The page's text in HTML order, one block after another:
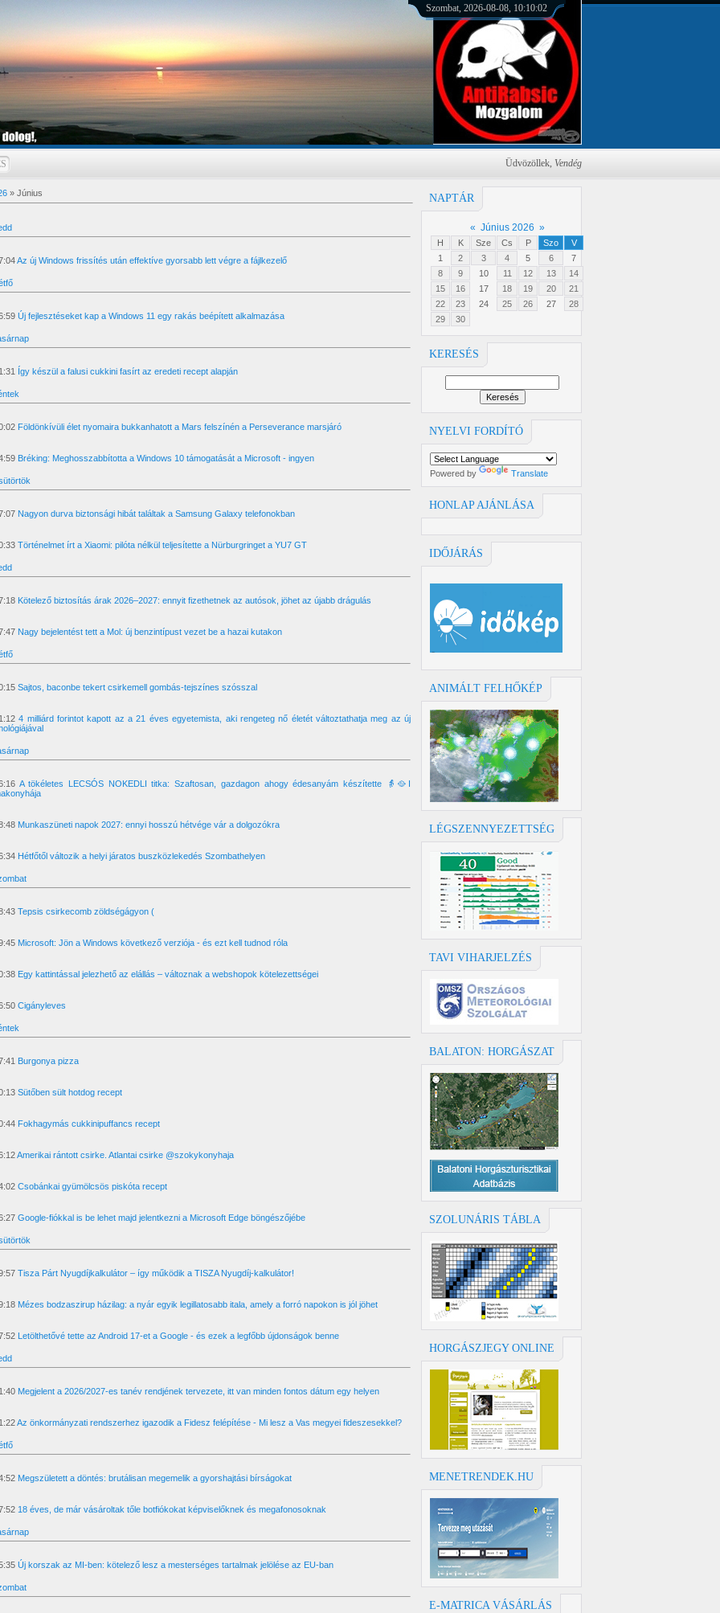
Szombat, 2026-08-08, 10:10:02
Üdvözöllek, Vendég
NAPTÁR
« Június 2026 »
H K Sze Cs P Szo
V
1
2 3 4 5 6
7
8
9 10 11 12 13
14
15
16 17 18 19 20
21
22
23 24 25 26 27
28
29
30
KERESÉS
NYELVI FORDÍTÓ
Powered by Translate
HONLAP AJÁNLÁSA
IDŐJÁRÁS
ANIMÁLT FELHŐKÉP
LÉGSZENNYEZETTSÉG
TAVI VIHARJELZÉS
BALATON: HORGÁSZAT
SZOLUNÁRIS TÁBLA
HORGÁSZJEGY ONLINE
MENETRENDEK.HU
E-MATRICA VÁSÁRLÁS
» Június
Az új Windows frissítés után effektíve gyorsabb lett végre a fájlkezelő
Új fejlesztéseket kap a Windows 11 egy rakás beépített alkalmazása
Így készül a falusi cukkini fasírt az eredeti recept alapján
Földönkívüli élet nyomaira bukkanhatott a Mars felszínén a Perseverance marsjáró
Bréking: Meghosszabbította a Windows 10 támogatását a Microsoft - ingyen
Nagyon durva biztonsági hibát találtak a Samsung Galaxy telefonokban
Történelmet írt a Xiaomi: pilóta nélkül teljesítette a Nürburgringet a YU7 GT
Kötelező biztosítás árak 2026–2027: ennyit fizethetnek az autósok, jöhet az újabb drágulás
Nagy bejelentést tett a Mol: új benzintípust vezet be a hazai kutakon
Sajtos, baconbe tekert csirkemell gombás-tejszínes szósszal
4 milliárd forintot kapott az a 21 éves egyetemista, aki rengeteg nő életét változtathatja meg az új
A tökéletes LECSÓS NOKEDLI titka: Szaftosan, gazdagon ahogy édesanyám készítette 👵🥘I
Munkaszüneti napok 2027: ennyi hosszú hétvége vár a dolgozókra
Hétfőtől változik a helyi járatos buszközlekedés Szombathelyen
Tepsis csirkecomb zöldségágyon (
Microsoft: Jön a Windows következő verziója - és ezt kell tudnod róla
Egy kattintással jelezhető az elállás – változnak a webshopok kötelezettségei
Cigányleves
Burgonya pizza
Sütőben sült hotdog recept
Fokhagymás cukkinipuffancs recept
Amerikai rántott csirke. Atlantai csirke ‪@szokykonyhaja‬
Csobánkai gyümölcsös piskóta recept
Google-fiókkal is be lehet majd jelentkezni a Microsoft Edge böngészőjébe
Tisza Párt Nyugdíjkalkulátor – így működik a TISZA Nyugdíj-kalkulátor!
Mézes bodzaszirup házilag: a nyár egyik legillatosabb itala, amely a forró napokon is jól jöhet
Letölthetővé tette az Android 17-et a Google - és ezek a legfőbb újdonságok benne
Megjelent a 2026/2027-es tanév rendjének tervezete, itt van minden fontos dátum egy helyen
Az önkormányzati rendszerhez igazodik a Fidesz felépítése - Mi lesz a Vas megyei fideszesekkel?
Megszületett a döntés: brutálisan megemelik a gyorshajtási bírságokat
18 éves, de már vásároltak tőle botfiókokat képviselőknek és megafonosoknak
Új korszak az MI-ben: kötelező lesz a mesterséges tartalmak jelölése az EU-ban